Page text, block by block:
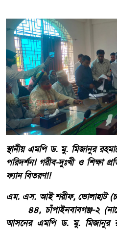
স্থানীয় এমপি ড. মু. মিজানুর
পরিদর্শন! গরীব-দুঃখী ও শিক্ষা
ফ্যান বিতরণ!!
এম. এস. আই শরীফ, ভোলাহাট
৪৪, চাঁপাইনবাবগঞ্জ-২
আসনের এমপি ড. মু. মিজানুর